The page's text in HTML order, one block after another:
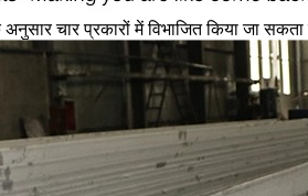
चार प्रकारों में विभाजित किया जा